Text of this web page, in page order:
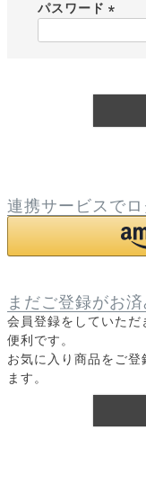
)
パスワード
連携サービスで
まだご登録がお
会員登録をしていただ
便利です。
お気に入り商品をご
ます。